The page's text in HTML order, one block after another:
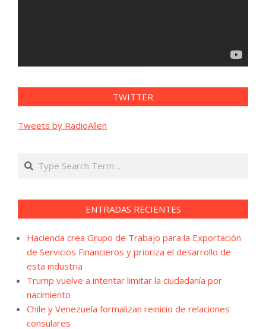
TWITTER
Tweets by RadioAllen
Search
ENTRADAS RECIENTES
Hacienda crea Grupo de Trabajo para la Exportación
de Servicios Financieros y prioriza el desarrollo de
esta industria
Trump vuelve a intentar limitar la ciudadanía por
nacimiento
Chile y Venezuela formalizan reinicio de relaciones
consulares